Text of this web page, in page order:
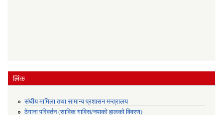
लिंक
संघीय मामिला तथा सामान्य प्रशासन मन्त्रालय
ठेगाना परिवर्तन (साविक गाविस/नपाको हालको विवरण)